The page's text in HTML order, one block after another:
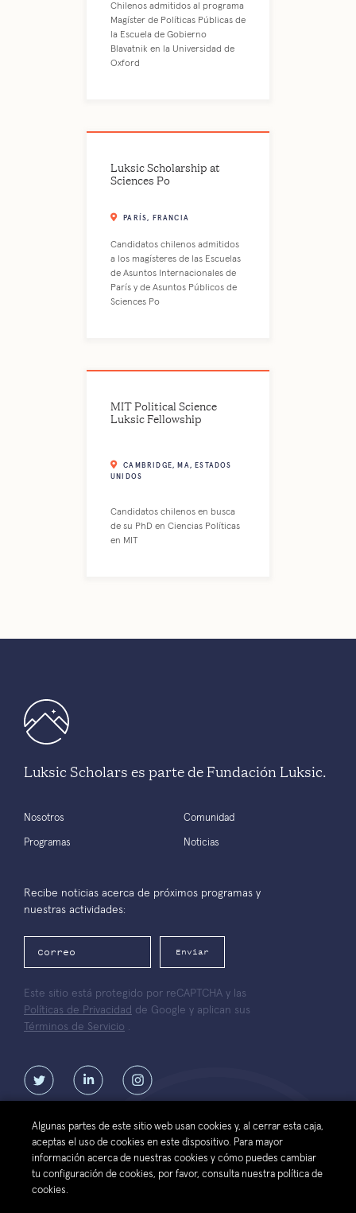
Chilenos admitidos al programa
Magíster de Políticas Públicas de
la Escuela de Gobierno
Blavatnik en la Universidad de
Oxford
Luksic Scholarship at
Sciences Po
PARÍS, FRANCIA
Candidatos chilenos admitidos
a los magísteres de las Escuelas
de Asuntos Internacionales de
París y de Asuntos Públicos de
Sciences Po
MIT Political Science
Luksic Fellowship
CAMBRIDGE, MA, ESTADOS
UNIDOS
Candidatos chilenos en busca
de su PhD en Ciencias Políticas
en MIT
Luksic Scholars es parte de Fundación Luksic.
Nosotros
Programas
Comunidad
Noticias
Recibe noticias acerca de próximos programas y
nuestras actividades:
Enviar
Este sitio está protegido por reCAPTCHA y las
Políticas de Privacidad de Google y aplican sus
Términos de Servicio
ContáctanosTérminos de
uso del sitio
web
Política de protección de datos
personales de la Fundación Luksic
Scholars
Algunas partes de este sitio web usan cookies y, al cerrar esta caja,
aceptas el uso de cookies en este dispositivo. Para mayor
información acerca de nuestras cookies y cómo puedes cambiar
tu configuración de cookies, por favor, consulta nuestra política de
cookies.